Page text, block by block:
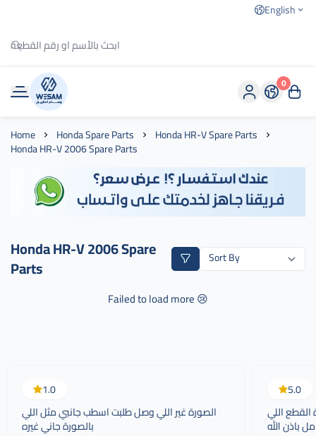
English
وسام الطريق
0
Home Honda Spare Parts Honda HR-V Spare Parts
Honda HR-V 2006 Spare Parts
Honda HR-V 2006 Spare
Parts
Failed to load more 😢
1.0
الصورة غير اللي وصل طلبت اسطب جانبي مثل اللي
بالصورة جاني غيره
5.0
القطع اللي